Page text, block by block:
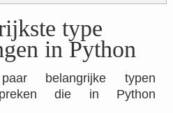
type
in Python
belangrijke typen
die in Python